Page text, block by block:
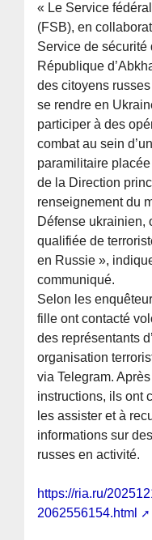
« Le Service
(FSB), en
Service de sécurité
République
des citoyens
se rendre en
participer à des
combat au sein
paramilitaire
de la Direction
renseignement du
Défense ukrainien,
qualifiée de
en Russie »,
communiqué.
Selon les
fille ont contacté
des représentants
organisation
via Telegram.
instructions, ils ont
les assister et à
informations sur
russes en activité.
https://ria.ru/
2062556154.html